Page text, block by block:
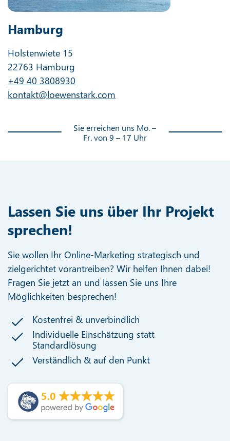
Hamburg
Holstenwiete 15
22763 Hamburg
+49 40 3808930
kontakt@loewenstark.com
Sie erreichen uns Mo. –
Fr. von 9 – 17 Uhr
Lassen Sie uns über Ihr Projekt
sprechen!
Sie wollen Ihr Online-Marketing strategisch und
zielgerichtet vorantreiben? Wir helfen Ihnen dabei!
Fragen Sie jetzt an und lassen Sie uns Ihre
Möglichkeiten besprechen!
Kostenfrei & unverbindlich
Individuelle Einschätzung statt
Standardlösung
Verständlich & auf den Punkt
5.0